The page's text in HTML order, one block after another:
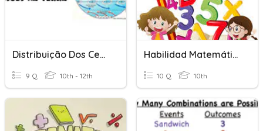
Distribuição Dos Centros Barométricos Na Terra
9 Q 10th - 12th
Habilidad Matemática.
10 Q 10th